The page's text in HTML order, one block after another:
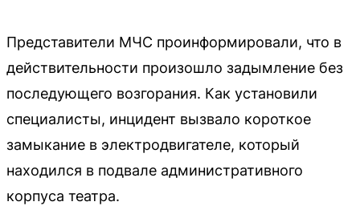
Представители МЧС проинформировали, что в
действительности произошло задымление без
последующего возгорания. Как установили
специалисты, инцидент вызвало короткое
замыкание в электродвигателе, который
находился в подвале административного
корпуса театра.